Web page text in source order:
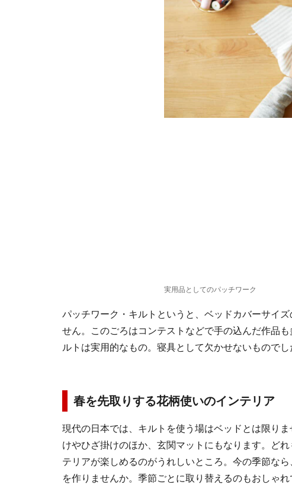
実用品としてのパッチワーク
パッチワーク・キルトというと、ベッドカバーサイ
せん。このごろはコンテストなどで手の込んだ作品
ルトは実用的なもの。寝具として欠かせないものでし
春を先取りする花柄使いのインテリア
現代の日本では、キルトを使う場はベッドとは限り
けやひざ掛けのほか、玄関マットにもなります。ど
テリアが楽しめるのがうれしいところ。今の季節な
を作りませんか。季節ごとに取り替えるのもおしゃ